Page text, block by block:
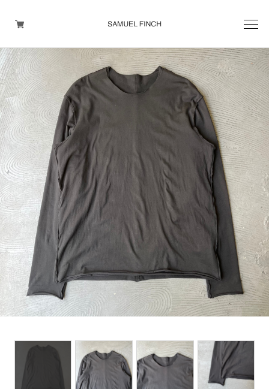
Men's
Maison Martin Margiela
Helmut Lang
Yohji Yamamoto
Other brands
TOPS
OUTER WEAR
BOTTOMS
DESIGNERS ARCHIVES